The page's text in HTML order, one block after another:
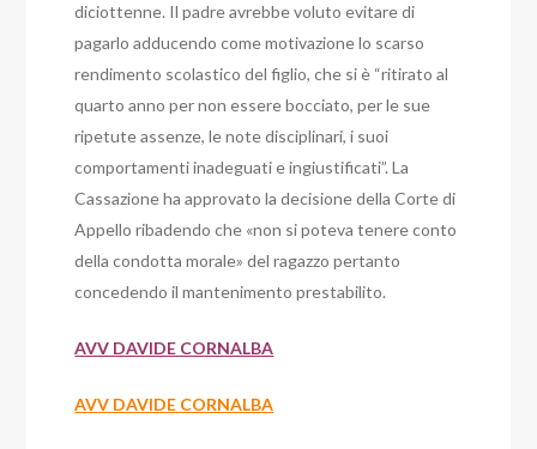
diciottenne. Il padre avrebbe voluto evitare di
pagarlo adducendo come motivazione lo scarso
rendimento scolastico del figlio, che si è “ritirato al
quarto anno per non essere bocciato, per le sue
ripetute assenze, le note disciplinari, i suoi
comportamenti inadeguati e ingiustificati”. La
Cassazione ha approvato la decisione della Corte di
Appello ribadendo che «non si poteva tenere conto
della condotta morale» del ragazzo pertanto
concedendo il mantenimento prestabilito.
AVV DAVIDE CORNALBA
AVV DAVIDE CORNALBA